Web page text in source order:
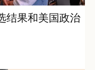
结果和美国政治